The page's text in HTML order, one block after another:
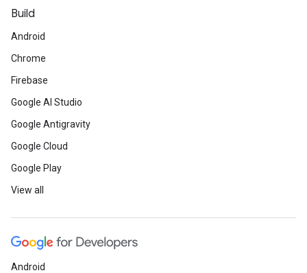
Build
Android
Chrome
Firebase
Google AI Studio
Google Antigravity
Google Cloud
Google Play
View all
Android